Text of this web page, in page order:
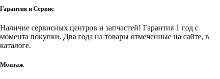
Гарантия и Сервис
Наличие сервисных центров и запчастей! Гарантия 1 год с
момента покупки. Два года на товары отмеченные на сайте, в
каталоге.
Монтаж